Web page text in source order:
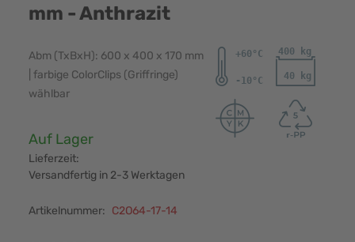
mm - Anthrazit
Abm (TxBxH): 600 x 400 x 170 mm
| farbige ColorClips (Griffringe)
wählbar
Verfügbarkeit:
Auf Lager
Lieferzeit:
Versandfertig in 2-3 Werktagen
Artikelnummer: C2O64-17-14